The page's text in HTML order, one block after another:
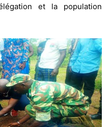
et la population